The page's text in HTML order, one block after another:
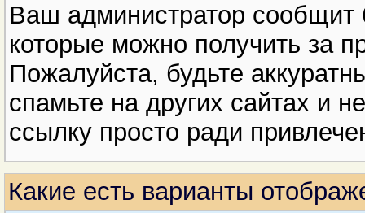
Ваш администратор
которые можно получить за
Пожалуйста, будьте
спамьте на других сайтах и
ссылку просто ради
Какие есть варианты